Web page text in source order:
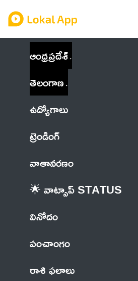
ఆంధ్రప్రదేశ్
తెలంగాణ
ఉద్యోగాలు
ట్రెండింగ్
వాతావరణం
🌟 వాట్సాప్ STATUS
వినోదం
పంచాంగం
రాశి ఫలాలు